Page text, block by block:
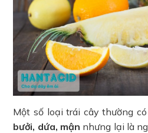
Một số loại trái cây thường
bưởi, dứa, mận nhưng lại là